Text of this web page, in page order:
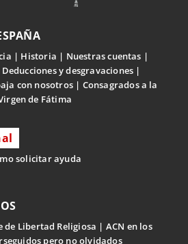
Historia
Nuestras cuentas
Deducciones y desgravaciones
con nosotros
Consagrados a la
de Fátima
solicitar ayuda
de Libertad Religiosa
ACN en los
pero no olvidados